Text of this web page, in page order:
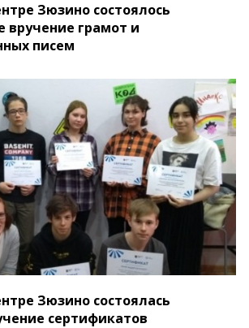
Зюзино состоялось
вручение грамот и
писем
Зюзино состоялась
сертификатов